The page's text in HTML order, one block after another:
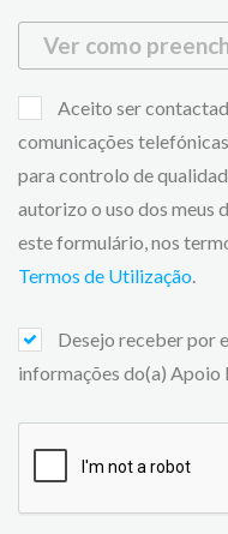
Ver como
Aceito ser
comunicações
para controlo de
autorizo o uso dos meus
este formulário, nos
Termos de Utilização.
Desejo receber por
informações do(a)